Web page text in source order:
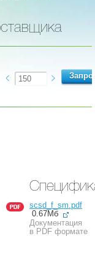
scsd_f_sm.pdf
0.67Мб
Документация
в PDF формате